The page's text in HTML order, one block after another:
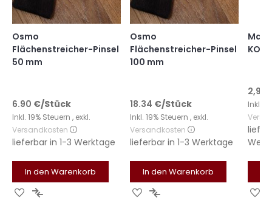
Osmo
Flächenstreicher-Pinsel
50 mm
6.90 €/Stück
Inkl. 19% Steuern , exkl.
Versandkosten
lieferbar in 1-3 Werktage
In den Warenkorb
Zur Zur
Osmo
Flächenstreicher-Pinsel
100 mm
18.34 €/Stück
Inkl. 19% Steuern , exkl.
Versandkosten
lieferbar in 1-3 Werktage
In den Warenkorb
Zur Zur
2,99
Inkl.